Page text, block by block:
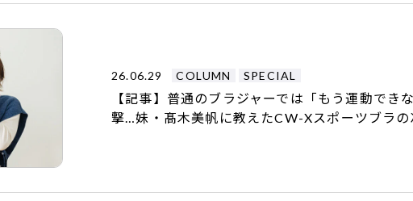
26.06.29 COLUMN SPECIAL
【記事】普通のブラジャーでは「もう運動で
撃…妹・髙木美帆に教えたCW-Xスポーツブラ